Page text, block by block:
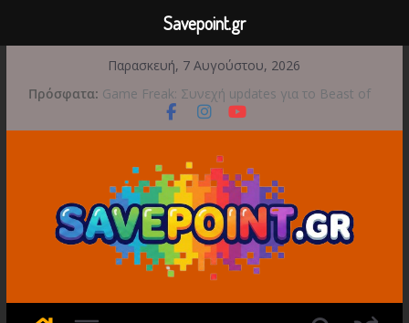
περιεχόμενο
Παρασκευή, 7 Αυγούστου, 2026
Πρόσφατα: Game Freak: Συνεχή updates για το Beast of
Reincarnation μετά την ανάμεικτη υποδοχή
Μια φωτογραφική περιπέτεια συνεχίζεται στο
Διασχίστε τους ουρανούς με το Wild Blue
Skies αυτό το φθινόπωρο
Διακοπές και παιχνίδι για όλη την οικογένεια!
Έρχεται 1η Σεπτεμβρίου το Crimson Moon
Savepoint.gr